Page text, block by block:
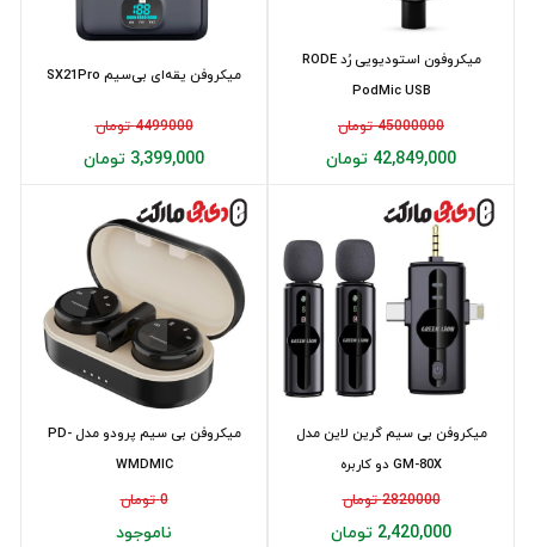
میکروفن یقه‌ای بی‌سیم SX21Pro
4499000 تومان
3,399,000 تومان
میکروفون استودیویی رُد RODE
PodMic USB
45000000 تومان
42,849,000 تومان
میکروفن بی سیم پرودو مدل PD-
WMDMIC
0 تومان
ناموجود
میکروفن بی سیم گرین لاین مدل
GM-80X دو کاربره
2820000 تومان
2,420,000 تومان